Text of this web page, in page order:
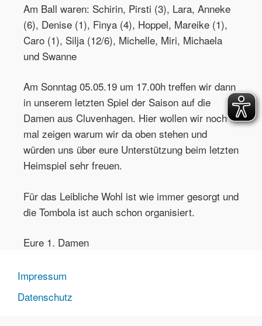
Am Ball waren: Schirin, Pirsti (3), Lara, Anneke
(6), Denise (1), Finya (4), Hoppel, Mareike (1),
Caro (1), Silja (12/6), Michelle, Miri, Michaela
und Swanne
Am Sonntag 05.05.19 um 17.00h treffen wir dann
in unserem letzten Spiel der Saison auf die
Damen aus Cluvenhagen. Hier wollen wir noch
mal zeigen warum wir da oben stehen und
würden uns über eure Unterstützung beim letzten
Heimspiel sehr freuen.
Für das Leibliche Wohl ist wie immer gesorgt und
die Tombola ist auch schon organisiert.
Eure 1. Damen
Impressum
Datenschutz